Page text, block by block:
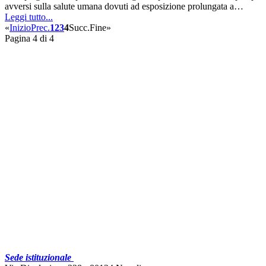
avversi sulla salute umana dovuti ad esposizione prolungata a…
Leggi tutto...
«InizioPrec.1234Succ.Fine»
Pagina 4 di 4
Sede istituzionale